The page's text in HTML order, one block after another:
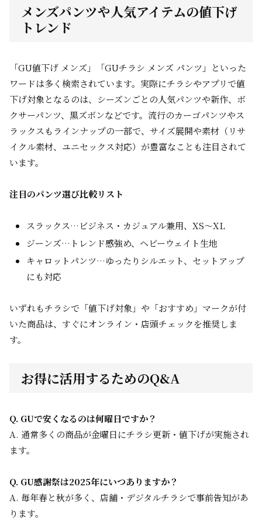
メンズパンツや人気アイテムの値下げ
トレンド
「GU値下げ メンズ」「GUチラシ メンズ パンツ」といった
ワードは多く検索されています。実際にチラシやアプリで値
下げ対象となるのは、シーズンごとの人気パンツや新作、ボ
クサーパンツ、黒ズボンなどです。流行のカーゴパンツやス
ラックスもラインナップの一部で、サイズ展開や素材（リサ
イクル素材、ユニセックス対応）が豊富なことも注目されて
います。
注目のパンツ選び比較リスト
スラックス…ビジネス・カジュアル兼用、XS～XL
ジーンズ…トレンド感強め、ヘビーウェイト生地
キャロットパンツ…ゆったりシルエット、セットアップ
にも対応
いずれもチラシで「値下げ対象」や「おすすめ」マークが付
いた商品は、すぐにオンライン・店頭チェックを推奨しま
す。
お得に活用するためのQ&A
Q. GUで安くなるのは何曜日ですか？
A. 通常多くの商品が金曜日にチラシ更新・値下げが実施され
ます。
Q. GU感謝祭は2025年にいつありますか？
A. 毎年春と秋が多く、店舗・デジタルチラシで事前告知があ
ります。